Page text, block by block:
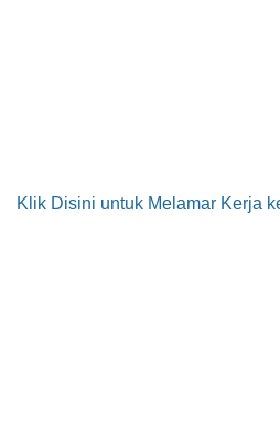
Klik Disini untuk Melamar Kerja